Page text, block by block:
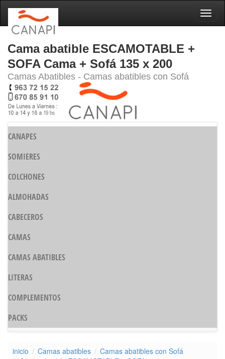
Cama abatible ESCAMOTABLE +
SOFA Cama + Sofá 135 x 200
Camas Abatibles - Camas abatibles con Sofá
CANAPES
SOMIERES
COLCHONES
ALMOHADAS
CABECEROS
CAMAS
CAMAS ABATIBLES
LITERAS
COMPLEMENTOS
PACKS
inicio Camas abatibles
Camas abatibles con Sofá